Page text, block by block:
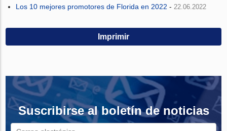
Los 10 mejores promotores de Florida en 2022 - 22.06.2022
Imprimir
Suscribirse al boletín de noticias